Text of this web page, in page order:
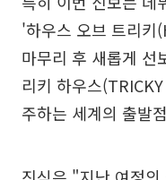
'하우스 오브 트리키
마무리 후 새롭게 선
리키 하우스
주하는 세계의 출발